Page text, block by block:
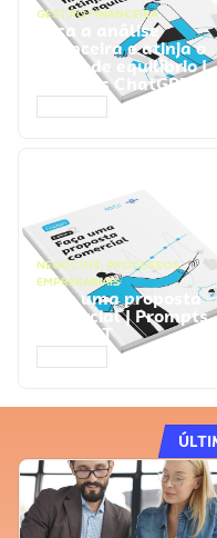
GESTÃO FINANCEIRA
Faça a análise
financeira e atinja o
ponto de equilíbrio |
Prompts ChatGPT
NEGÓCIOS, PROCESSOS
EMPRESARIAIS
Faça uma proposta
comercial | Prompts
ChatGPT